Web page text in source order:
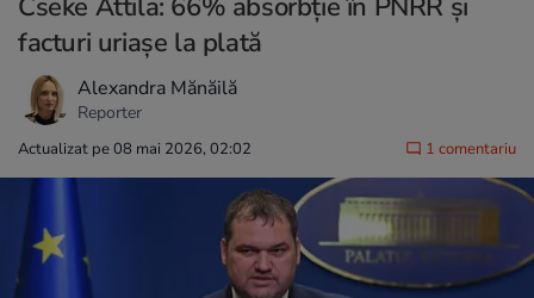
Cseke Attila: 66% absorbție în PNRR și
facturi uriașe la plată
Alexandra Mănăilă
Reporter
Actualizat pe 08 mai 2026, 02:02 1 comentariu